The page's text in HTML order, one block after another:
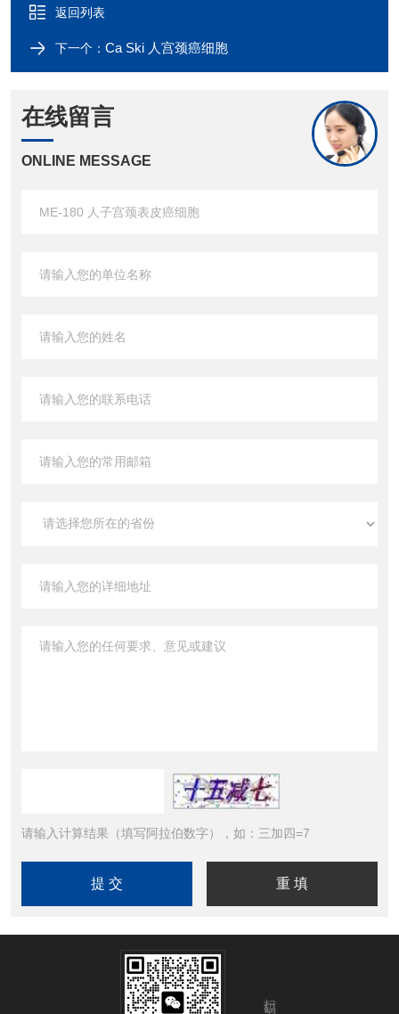
返回列表
下一个： Ca Ski 人宫颈癌细胞
在线留言
ONLINE MESSAGE
请输入计算结果（填写阿拉伯数字），如：三加四=7
扫码关注我们